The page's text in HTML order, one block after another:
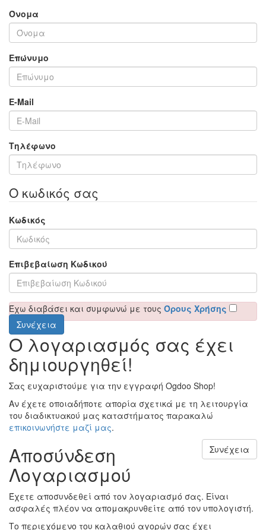
Όνομα
Επώνυμο
E-Mail
Τηλέφωνο
Ο κωδικός σας
Κωδικός
Επιβεβαίωση Κωδικού
Έχω διαβάσει και συμφωνώ με τους Όρους Χρήσης
Ο λογαριασμός σας έχει
δημιουργηθεί!
Σας ευχαριστούμε για την εγγραφή Ogdoo Shop!
Αν έχετε οποιαδήποτε απορία σχετικά με τη λειτουργία
του διαδικτυακού μας καταστήματος παρακαλώ
επικοινωνήστε μαζί μας.
Συνέχεια
Αποσύνδεση
Λογαριασμού
Έχετε αποσυνδεθεί από τον λογαριασμό σας. Είναι
ασφαλές πλέον να απομακρυνθείτε από τον υπολογιστή.
Το περιεχόμενο του καλαθιού αγορών σας έχει